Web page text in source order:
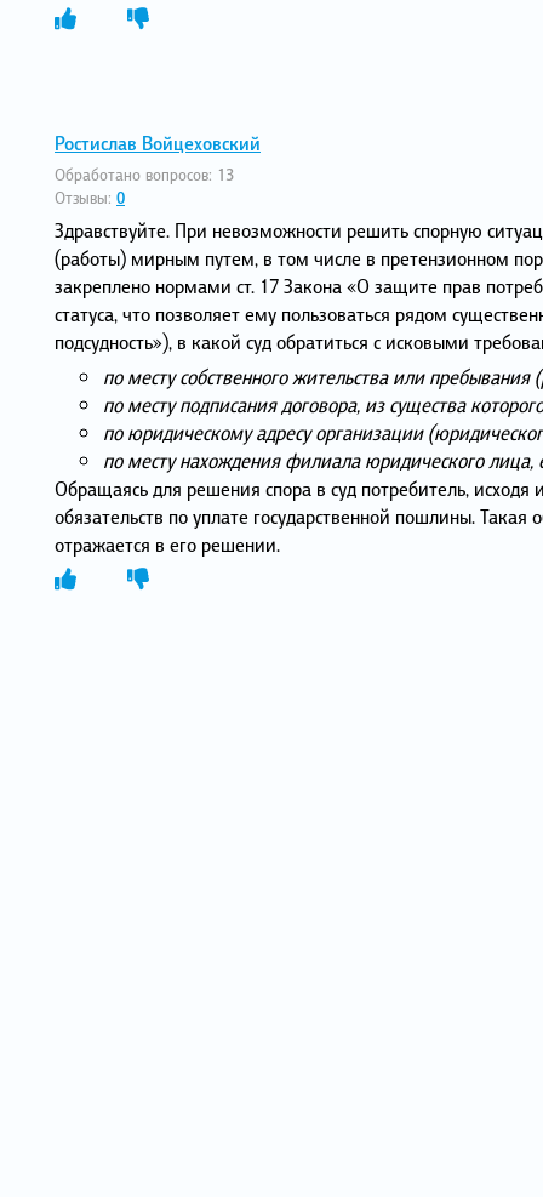
Ростислав Войцеховский
Обработано вопросов: 13
Отзывы: 0
Здравствуйте. При невозможности решить спорную
(работы) мирным путем, в том числе в претензионном
закреплено нормами ст. 17 Закона «О защите прав
статуса, что позволяет ему пользоваться рядом
подсудность»), в какой суд обратиться с исковыми
по месту собственного жительства или пребывания
по месту подписания договора, из существа
по юридическому адресу организации
по месту нахождения филиала юридического лица,
Обращаясь для решения спора в суд потребитель,
обязательств по уплате государственной пошлины.
отражается в его решении.